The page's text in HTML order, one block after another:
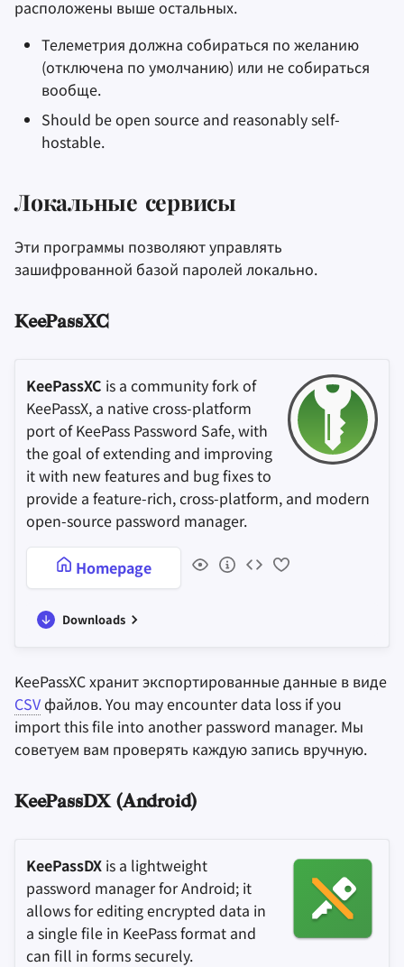
расположены выше остальных.
Телеметрия должна собираться по желанию
(отключена по умолчанию) или не собираться
вообще.
Should be open source and reasonably self-
hostable.
Локальные сервисы
Эти программы позволяют управлять
зашифрованной базой паролей локально.
KeePassXC
KeePassXC is a community fork of
KeePassX, a native cross-platform
port of KeePass Password Safe, with
the goal of extending and improving
it with new features and bug fixes to
provide a feature-rich, cross-platform, and modern
open-source password manager.
Homepage
Downloads
KeePassXC хранит экспортированные данные в виде
CSVфайлов. You may encounter data loss if you
import this file into another password manager. Мы
советуем вам проверять каждую запись вручную.
KeePassDX (Android)
KeePassDX is a lightweight
password manager for Android; it
allows for editing encrypted data in
a single file in KeePass format and
can fill in forms securely.